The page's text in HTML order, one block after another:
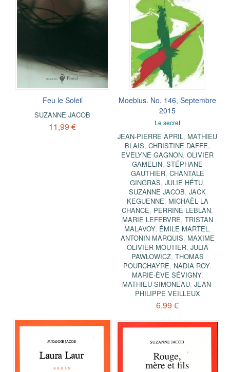
Feu le Soleil
SUZANNE JACOB
11,99 €
Moebius. No. 146, Septembre
2015
Le secret
JEAN-PIERRE APRIL, MATHIEU
BLAIS,CHRISTINE DAFFE,
EVELYNE GAGNON,OLIVIER
GAMELIN,STÉPHANE
GAUTHIER, CHANTALE
GINGRAS,JULIE HÉTU,
SUZANNE JACOB,JACK
KEGUENNE, MICHAËL LA
CHANCE, PERRINE LEBLAN,
MARIE LEFEBVRE, TRISTAN
MALAVOY, ÉMILE MARTEL,
ANTONIN MARQUIS, MAXIME
OLIVIER MOUTIER, JULIA
PAWLOWICZ, THOMAS
POURCHAYRE, NADIA ROY,
MARIE-ÈVE SÉVIGNY,
MATHIEU SIMONEAU, JEAN-
PHILIPPE VEILLEUX
6,99 €